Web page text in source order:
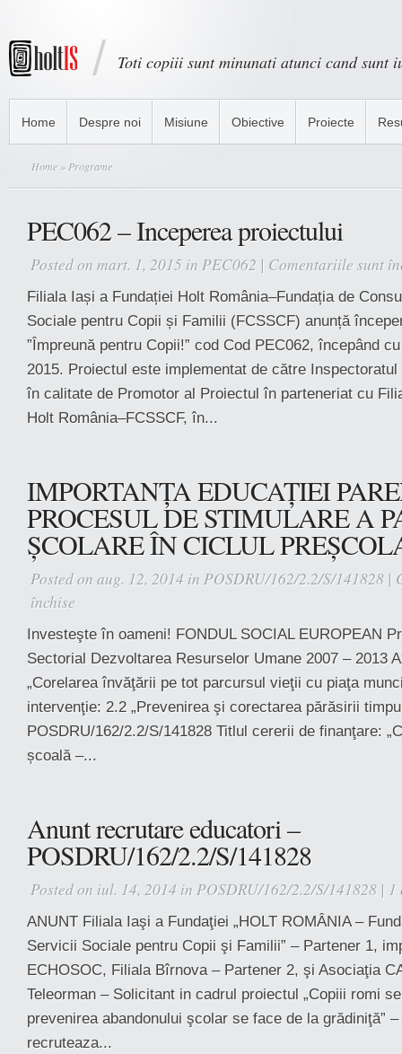
Toti copiii sunt minunati atunci cand sunt
Home Despre noi Misiune Obiective Proiecte
Home » Programe
PEC062 – Inceperea proiectului
Posted on mart. 1, 2015 in PEC062 | Comentariile sunt
Filiala Iași a Fundației Holt România–Fundația de
Sociale pentru Copii și Familii (FCSSCF) anunță
”Împreună pentru Copii!” cod Cod PEC062, începând
2015. Proiectul este implementat de către
în calitate de Promotor al Proiectul în parteneriat cu
Holt România–FCSSCF, în...
IMPORTANȚA EDUCAȚIEI
PROCESUL DE STIMULARE A
ȘCOLARE ÎN CICLUL
Posted on aug. 12, 2014 in POSDRU/162/2.2/S/141828 |
închise
EDUCAȚIEI
PARENTALE
ÎN
DE
STIMULARE
A
CICLUL
PREȘCOLAR
Investeşte în oameni! FONDUL SOCIAL EUROPEAN
Sectorial Dezvoltarea Resurselor Umane 2007 – 2013
„Corelarea învăţării pe tot parcursul vieţii cu piaţa
intervenţie: 2.2 „Prevenirea şi corectarea părăsirii
POSDRU/162/2.2/S/141828 Titlul cererii de finanţare:
școală –...
Anunt recrutare educatori –
POSDRU/162/2.2/S/141828
Posted on iul. 14, 2014 in POSDRU/162/2.2/S/141828 | 1
ANUNT Filiala Iaşi a Fundaţiei „HOLT ROMÂNIA –
Servicii Sociale pentru Copii şi Familii” – Partener 1,
ECHOSOC, Filiala Bîrnova – Partener 2, şi Asociaţia
Teleorman – Solicitant in cadrul proiectul „Copiii romi
prevenirea abandonului şcolar se face de la grădiniţă”
recruteaza...